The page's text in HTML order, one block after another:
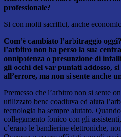
professionale?
Si con molti sacrifici, anche
Com’è cambiato l’arbitraggio
l’arbitro non ha perso la sua
onnipotenza o presunzione di
gli occhi del var puntati addosso, si
all’errore, ma non si sente anche
Premesso che l’arbitro non si sente
utilizzato bene coadiuva ed aiuta
tecnologia ha sempre aiutato.
collegamento fonico con gli
c’erano le bandierine elettroniche,